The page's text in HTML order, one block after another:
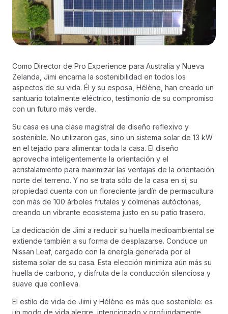
Como Director de Pro Experience para Australia y Nueva
Zelanda, Jimi encarna la sostenibilidad en todos los
aspectos de su vida. Él y su esposa, Hélène, han creado un
santuario totalmente eléctrico, testimonio de su compromiso
con un futuro más verde.
Su casa es una clase magistral de diseño reflexivo y
sostenible. No utilizaron gas, sino un sistema solar de 13 kW
en el tejado para alimentar toda la casa. El diseño
aprovecha inteligentemente la orientación y el
acristalamiento para maximizar las ventajas de la orientación
norte del terreno. Y no se trata sólo de la casa en sí; su
propiedad cuenta con un floreciente jardín de permacultura
con más de 100 árboles frutales y colmenas autóctonas,
creando un vibrante ecosistema justo en su patio trasero.
La dedicación de Jimi a reducir su huella medioambiental se
extiende también a su forma de desplazarse. Conduce un
Nissan Leaf, cargado con la energía generada por el
sistema solar de su casa. Esta elección minimiza aún más su
huella de carbono, y disfruta de la conducción silenciosa y
suave que conlleva.
El estilo de vida de Jimi y Hélène es más que sostenible: es
un modo de vida alegre, intencionado y profundamente